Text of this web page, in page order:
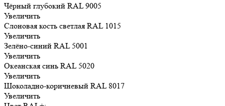
Чёрный глубокий RAL 9005
Увеличить
Слоновая кость светлая RAL 1015
Увеличить
Зелёно-синий RAL 5001
Увеличить
Океанская синь RAL 5020
Увеличить
Шоколадно-коричневый RAL 8017
Увеличить